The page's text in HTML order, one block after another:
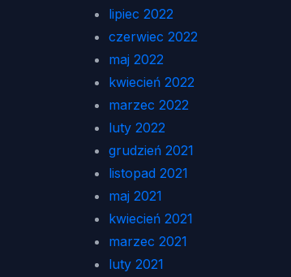
lipiec 2022
czerwiec 2022
maj 2022
kwiecień 2022
marzec 2022
luty 2022
grudzień 2021
listopad 2021
maj 2021
kwiecień 2021
marzec 2021
luty 2021